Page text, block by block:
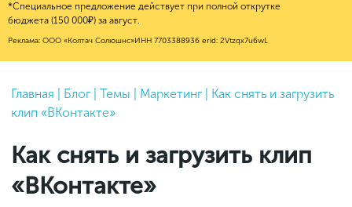
Финансы
Е-коммерс
Недвижимость
HoReCa
Бьюти
Услуги
2025
2024
2022
2021
2020
2019
Новые продукты
Эксплейнеры
Обновления продуктов Calltouch
Обучение работы с инструментами
Calltouch
Индекс здоровья российского
Mental Health
Привлечение
Конверсия
Аналитика
Финансы и бухгалтерия
Законы и документы
Callday
MeetUp
*Специальное предложение действует при полной открутке
бюджета (150 000₽) за август.
Реклама: ООО «Колтач Солюшнс»ИНН 7703388936 erid: 2Vtzqx7u6wL
Главная Блог Темы Маркетинг
Как снять и загрузить
клип «ВКонтакте»
Как снять и загрузить клип
«ВКонтакте»